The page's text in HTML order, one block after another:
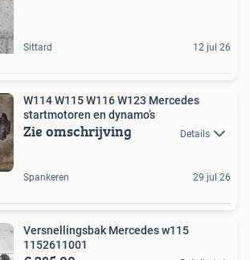
Sittard 12 jul 26
W114 W115 W116 W123 Mercedes
startmotoren en dynamo’s
Zie omschrijving Details
Spankeren 29 jul 26
Versnellingsbak Mercedes w115
1152611001